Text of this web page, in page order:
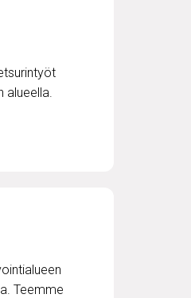
alueella.
Teemme